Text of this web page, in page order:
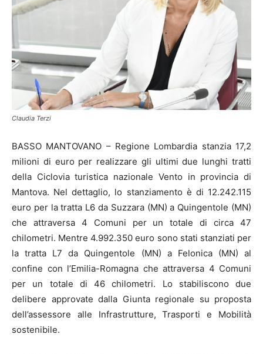
Claudia Terzi
BASSO MANTOVANO – Regione Lombardia stanzia 17,2
milioni di euro per realizzare gli ultimi due lunghi tratti
della Ciclovia turistica nazionale Vento in provincia di
Mantova. Nel dettaglio, lo stanziamento è di 12.242.115
euro per la tratta L6 da Suzzara (MN) a Quingentole (MN)
che attraversa 4 Comuni per un totale di circa 47
chilometri. Mentre 4.992.350 euro sono stati stanziati per
la tratta L7 da Quingentole (MN) a Felonica (MN) al
confine con l’Emilia-Romagna che attraversa 4 Comuni
per un totale di 46 chilometri. Lo stabiliscono due
delibere approvate dalla Giunta regionale su proposta
dell’assessore alle Infrastrutture, Trasporti e Mobilità
sostenibile.